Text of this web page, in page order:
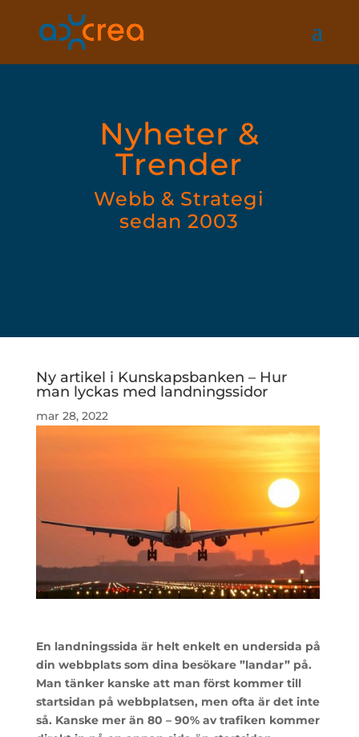
Nyheter &
Trender
Webb & Strategi
sedan 2003
Ny artikel i Kunskapsbanken – Hur
man lyckas med landningssidor
mar 28, 2022
En landningssida är helt enkelt en undersida på
din webbplats som dina besökare ”landar” på.
Man tänker kanske att man först kommer till
startsidan på webbplatsen, men ofta är det inte
så. Kanske mer än 80 – 90% av trafiken kommer